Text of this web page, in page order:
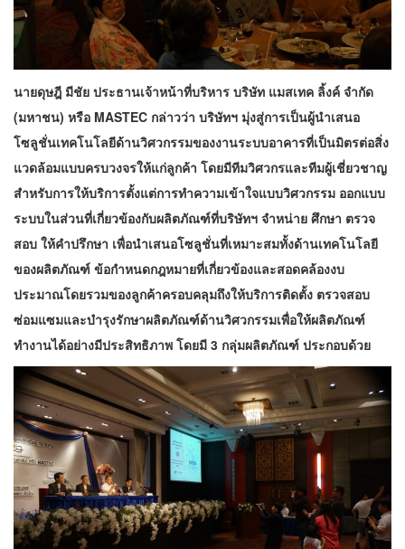
นายดุษฎี มีชัย ประธานเจ้าหน้าที่บริหาร บริษัท แมสเทค ลิ้งค์ จำกัด
(มหาชน) หรือ MASTEC กล่าวว่า บริษัทฯ มุ่งสู่การเป็นผู้นำเสนอ
โซลูชั่นเทคโนโลยีด้านวิศวกรรมของงานระบบอาคารที่เป็นมิตรต่อสิ่ง
แวดล้อมแบบครบวงจรให้แก่ลูกค้า โดยมีทีมวิศวกรและทีมผู้เชี่ยวชาญ
สำหรับการให้บริการตั้งแต่การทำความเข้าใจแบบวิศวกรรม ออกแบบ
ระบบในส่วนที่เกี่ยวข้องกับผลิตภัณฑ์ที่บริษัทฯ จำหน่าย ศึกษา ตรวจ
สอบ ให้คำปรึกษา เพื่อนำเสนอโซลูชั่นที่เหมาะสมทั้งด้านเทคโนโลยี
ของผลิตภัณฑ์ ข้อกำหนดกฎหมายที่เกี่ยวข้องและสอดคล้องงบ
ประมาณโดยรวมของลูกค้าครอบคลุมถึงให้บริการติดตั้ง ตรวจสอบ
ซ่อมแซมและบำรุงรักษาผลิตภัณฑ์ด้านวิศวกรรมเพื่อให้ผลิตภัณฑ์
ทำงานได้อย่างมีประสิทธิภาพ โดยมี 3 กลุ่มผลิตภัณฑ์ ประกอบด้วย